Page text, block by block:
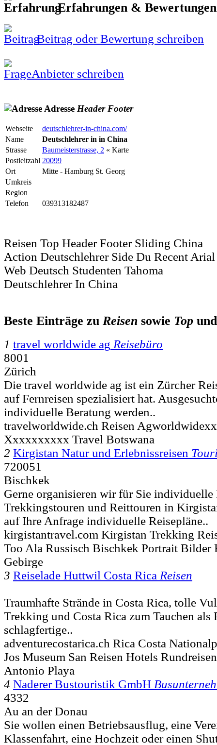
Erfahrungen &
Beitrag oder Bewertung schreiben
Anbieter schreiben
Adresse Header Footer
Webseite
deutschlehrer-in-china.com/
Name
Deutschlehrer in in China
Strasse
Baumeisterstrasse, 2 « Karte
Postleitzahl 20099
Ort
Mitte - Hamburg St. Georg
Umkreis
Region
Telefon
039313182487
Reisen Top Header Footer Sliding China
Action Deutschlehrer Side Du Recent Arial
Web Deutsch Studenten Tahoma
Deutschlehrer In China
Beste Einträge zu Reisen sowie Top
1 travel worldwide ag Reisebüro
8001
Zürich
Die travel worldwide ag ist ein Zürcher
auf Fernreisen spezialisiert hat.
individuelle Beratung werden..
travelworldwide.ch Reisen
Xxxxxxxxxx Travel Botswana
2 Kirgistan Natur und Erlebnissreisen
720051
Bischkek
Gerne organisieren wir für Sie individuelle
Trekkingstouren und Reittouren in
auf Ihre Anfrage individuelle Reisepläne..
kirgistantravel.com Kirgistan Trekking
Too Ala Russisch Bischkek Portrait Bilder
Gebirge
3 Reiselade Huttwil Costa Rica Reisen
Traumhafte Strände in Costa Rica, tolle
Trekking und Costa Rica zum Tauchen als
schlagfertige..
adventurecostarica.ch Rica Costa
Jos Museum San Reisen Hotels
Antonio Playa
4 Naderer Bustouristik GmbH
4332
Au an der Donau
Sie wollen einen Betriebsausflug, eine
Klassenfahrt, eine Hochzeit oder einen